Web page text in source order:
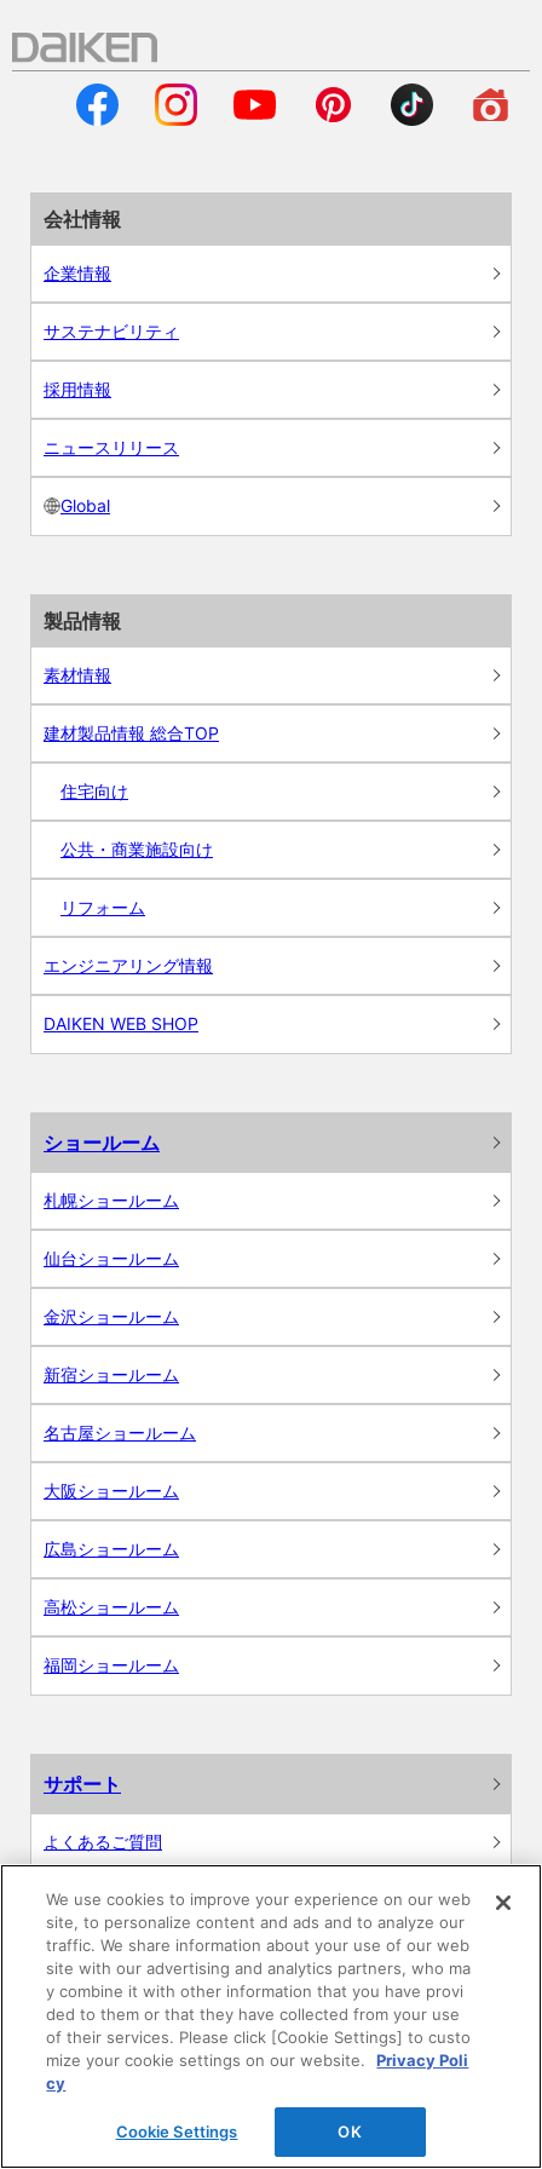
会社情報
企業情報
サステナビリティ
採用情報
ニュースリリース
Global
製品情報
素材情報
建材製品情報 総合TOP
住宅向け
公共・商業施設向け
リフォーム
エンジニアリング情報
DAIKEN WEB SHOP
ショールーム
札幌ショールーム
仙台ショールーム
金沢ショールーム
新宿ショールーム
名古屋ショールーム
大阪ショールーム
広島ショールーム
高松ショールーム
福岡ショールーム
サポート
よくあるご質問
カタログ閲覧・資料請求
各種データダウンロード
WEB見積・各種シミュレーション
交換用部品の購入
修理・点検
We use cookies to improve your experience on our web
site, to personalize content and ads and to analyze our
traffic. We share information about your use of our web
site with our advertising and analytics partners, who ma
y combine it with other information that you have provi
ded to them or that they have collected from your use
of their services. Please click [Cookie Settings] to custo
mize your cookie settings on our website.
Privacy Poli
cy
Cookie Settings OK